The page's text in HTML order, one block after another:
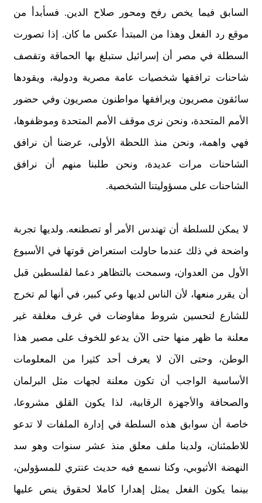
السابق فيما يخص رفح ومحور صلاح الدين. فسأبدأ من
موقع رد الفعل وهذا من المبتدأ عكس ما كان. إذا تصورت
السطلة في مصر أن إسرائيل ستبلغ بها الحماقة وتقصف
شاحنات ترافقها شخصيات عامة مصرية ودولية، ويقودها
سائقون مصريون ويرافقها مواطنون مصريون وفي حضور
الأمم المتحدة، ونحن نرى موقف الأمم المتحدة وموظفوها،
فهي واهمة، ونحن منذ اللحظة الأولى، عرضنا أن نرافق
الشاحنات مرات عديدة، ونحن طلبنا منهم أن نرافق
الشاحنات على مسؤوليتنا الشخصية.
لا يمكن للسلطة أن تهندس الأمر أو تصطنعه. ولديها تجربة
واضحة في ذلك عندما حاولت استعراض قوتها في الأسبوع
الأول من العدوان، وسمحت بالتظاهر دعما لفلسطين قبل
أن يقرر منعها، لأن الناس لديها وعي كبير، في أنها لم تخرج
للشارع لتحسين شروط مفاوضات في غرف مغلقة غير
معلنة ما ظهر منها حتى الآن يدعو للخوف على مصير هذا
الوطن، وحتى الآن لا يعرف أحد كثيرا من المعلومات
الأساسية الواجب أن تكون معلنة لجهات مثل البرلمان
والصحافة والأجهزة الرقابية، لذا يكون القلق مشروعا،
خاصة أن سوابق هذه السلطة في إدارة الملفات لا تدعو
للاطمئنان، ولدينا ملف معلق منذ عشر سنوات وهو سد
النهضة الأثيوبي، وكنا نسمع فيه حديث عنتري للمسؤولين،
بينما يكون الفعل يمثل إهدارا كاملا لحقوق ينص عليها